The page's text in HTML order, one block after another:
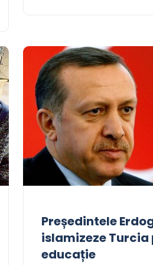
Președintele
islamizeze Turcia
educație